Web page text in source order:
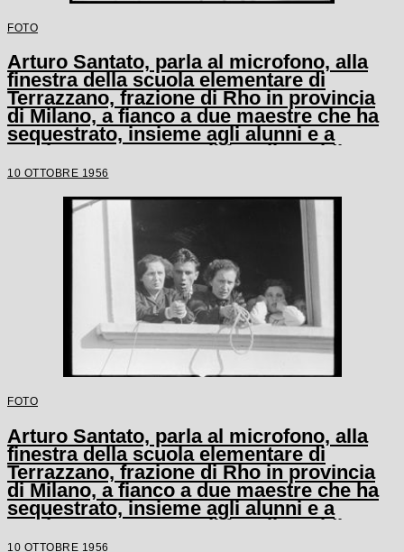
FOTO
Arturo Santato, parla al microfono, alla
finestra della scuola elementare di
Terrazzano, frazione di Rho in provincia
di Milano, a fianco a due maestre che ha
sequestrato, insieme agli alunni e a
un'altra maestra, con il fratello Egidio
10 OTTOBRE 1956
FOTO
Arturo Santato, parla al microfono, alla
finestra della scuola elementare di
Terrazzano, frazione di Rho in provincia
di Milano, a fianco a due maestre che ha
sequestrato, insieme agli alunni e a
un'altra maestra, con il fratello Egidio
10 OTTOBRE 1956